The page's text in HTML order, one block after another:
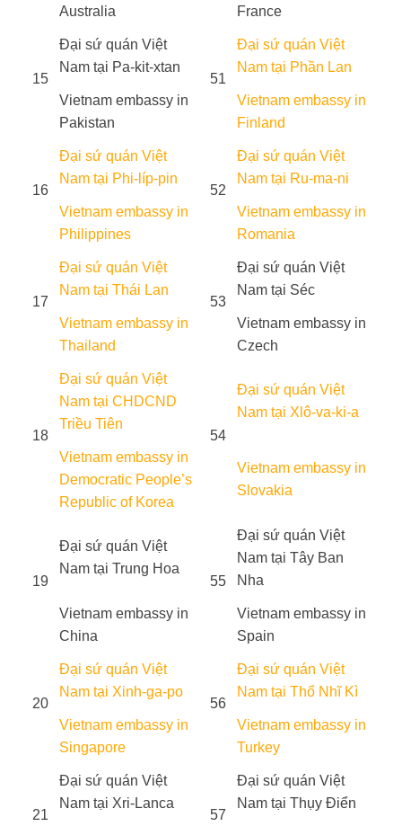
Australia France
15
Đại sứ quán Việt
Nam tại Pa-kit-xtan
51
Đại sứ quán Việt
Nam tại Phần Lan
Vietnam embassy in
Pakistan
Vietnam embassy in
Finland
16
Đại sứ quán Việt
Nam tại Phi-líp-pin
52
Đại sứ quán Việt
Nam tại Ru-ma-ni
Vietnam embassy in
Philippines
Vietnam embassy in
Romania
17
Đại sứ quán Việt
Nam tại Thái Lan
53
Đại sứ quán Việt
Nam tại Séc
Vietnam embassy in
Thailand
Vietnam embassy in
Czech
18
Đại sứ quán Việt
Nam tại CHDCND
Triều Tiên
54
Đại sứ quán Việt
Nam tại Xlô-va-ki-a
Vietnam embassy in
Democratic People’s
Republic of Korea
Vietnam embassy in
Slovakia
19
Đại sứ quán Việt
Nam tại Trung Hoa
55
Đại sứ quán Việt
Nam tại Tây Ban
Nha
Vietnam embassy in
China
Vietnam embassy in
Spain
20
Đại sứ quán Việt
Nam tại Xinh-ga-po
56
Đại sứ quán Việt
Nam tại Thổ Nhĩ Kì
Vietnam embassy in
Singapore
Vietnam embassy in
Turkey
21
Đại sứ quán Việt
Nam tại Xri-Lanca
57
Đại sứ quán Việt
Nam tại Thụy Điển